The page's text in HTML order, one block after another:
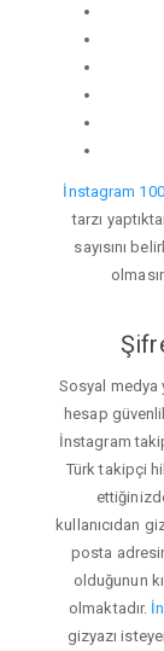
İnstagram
tarzı
sayısını
Sosyal medya
hesap
İnstagram
Türk takipçi
kullanıcıdan
posta
olduğunun
olmaktadır.
gizyazı